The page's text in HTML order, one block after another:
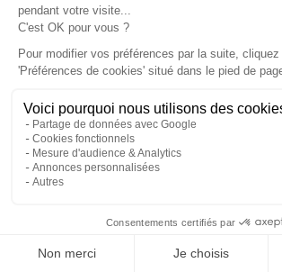
Mercedes Sprinter : le 4×4 est-il
vraiment indispensable ?